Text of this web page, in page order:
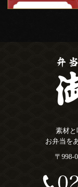
素材と
お弁当を
〒998-